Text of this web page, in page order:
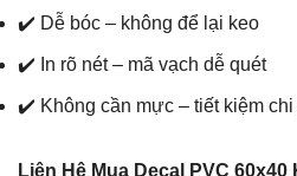
✔️ Dễ bóc – không để lại keo
✔️ In rõ nét – mã vạch dễ quét
✔️ Không cần mực – tiết kiệm chi
Liên Hệ Mua Decal PVC 60x40